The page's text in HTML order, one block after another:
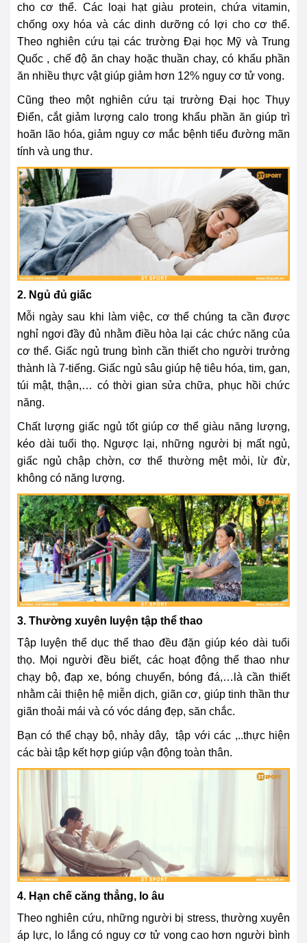
cho cơ thể. Các loại hạt giàu protein, chứa vitamin,
chống oxy hóa và các dinh dưỡng có lợi cho cơ thể.
Theo nghiên cứu tại các trường Đại học Mỹ và Trung
Quốc , chế độ ăn chay hoặc thuần chay, có khẩu phần
ăn nhiều thực vật giúp giảm hơn 12% nguy cơ tử vong.
Cũng theo một nghiên cứu tại trường Đại học Thụy
Điển, cắt giảm lượng calo trong khẩu phần ăn giúp trì
hoãn lão hóa, giảm nguy cơ mắc bệnh tiểu đường mãn
tính và ung thư.
2. Ngủ đủ giấc
Mỗi ngày sau khi làm việc, cơ thể chúng ta cần được
nghỉ ngơi đầy đủ nhằm điều hòa lại các chức năng của
cơ thể. Giấc ngủ trung bình cần thiết cho người trưởng
thành là 7-tiếng. Giấc ngủ sâu giúp hệ tiêu hóa, tim, gan,
túi mật, thận,… có thời gian sửa chữa, phục hồi chức
năng.
Chất lượng giấc ngủ tốt giúp cơ thể giàu năng lượng,
kéo dài tuổi thọ. Ngược lại, những người bị mất ngủ,
giấc ngủ chập chờn, cơ thể thường mệt mỏi, lừ đừ,
không có năng lượng.
3. Thường xuyên luyện tập thể thao
Tập luyện thể dục thể thao đều đặn giúp kéo dài tuổi
thọ. Mọi người đều biết, các hoạt động thể thao như
chạy bộ, đạp xe, bóng chuyển, bóng đá,…là cần thiết
nhằm cải thiện hệ miễn dịch, giãn cơ, giúp tinh thần thư
giãn thoải mái và có vóc dáng đẹp, săn chắc.
Bạn có thể chạy bộ, nhảy dây, tập với các ,..thực hiện
các bài tập kết hợp giúp vận động toàn thân.
4. Hạn chế căng thẳng, lo âu
Theo nghiên cứu, những người bị stress, thường xuyên
áp lực, lo lắng có nguy cơ tử vong cao hơn người bình